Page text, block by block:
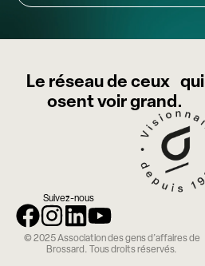
Le réseau de ceux qui
osent voir grand.
Suivez-nous
© 2025 Association des gens d’affaires de
Brossard. Tous droits réservés.